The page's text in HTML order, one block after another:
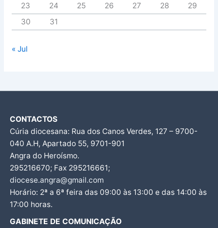
23
24 25 26 27 28
29
30
31
« Jul
CONTACTOS
Cúria diocesana: Rua dos Canos Verdes, 127 – 9700-
040 A.H, Apartado 55, 9701-901
Angra do Heroísmo.
295216670; Fax 295216661;
diocese.angra@gmail.com
Horário: 2ª a 6ª feira das 09:00 às 13:00 e das 14:00 às
17:00 horas.
GABINETE DE COMUNICAÇÃO